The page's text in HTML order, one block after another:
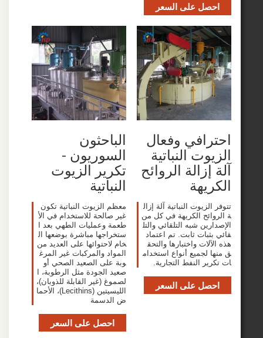
على السعر
وفعال
النباتية
الروائح
النباتية آلة إزال
الكريهة في كل من
شبه التلقائي والتل
ثابت. تم اعتماد
واختبارها والتحق
لجميع أنواع استخدام
النفط التجارية.
على السعر
الباحثون
السوريون -
تكرير الزيوت
النباتية
معظم الزيوت النباتية تكون
غير صالحة للاستخدام في الأ
طعمة وعمليات الطهي بعد ا
ستخراجها مباشرة بوضعها ال
خام لاحتوائها على العديد من
المواد والمركبات غير المرغ
وبة على الصعيد الصحي أو
صعيد الجودة مثل الرطوبة، ا
لصموغ (غير القابلة للذوبان)،
الليسيتين (Lecithins)، الأحما
احصل على السعر